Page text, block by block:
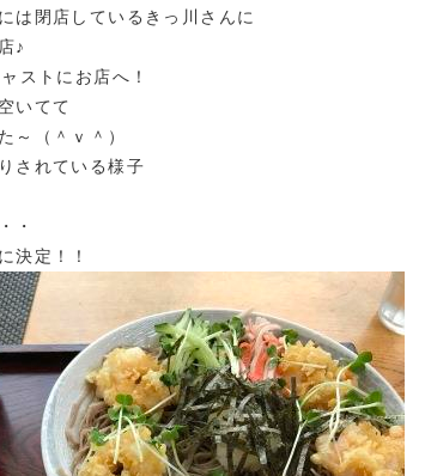
は閉店しているきっ川さんに
♪
ストにお店へ！
いてて
～（＾ｖ＾）
されている様子
・
決定！！